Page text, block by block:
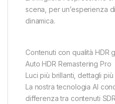
scena, per un’esperienza
dinamica.
Contenuti con qualità HDR
Auto HDR Remastering Pro
Luci più brillanti, dettagli
La nostra tecnologia AI
differenza tra contenuti